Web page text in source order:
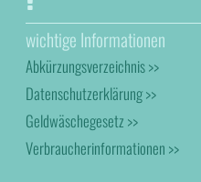
wichtige Informationen
Abkürzungsverzeichnis >>
Datenschutzerklärung >>
Geldwäschegesetz >>
Verbraucherinformationen >>